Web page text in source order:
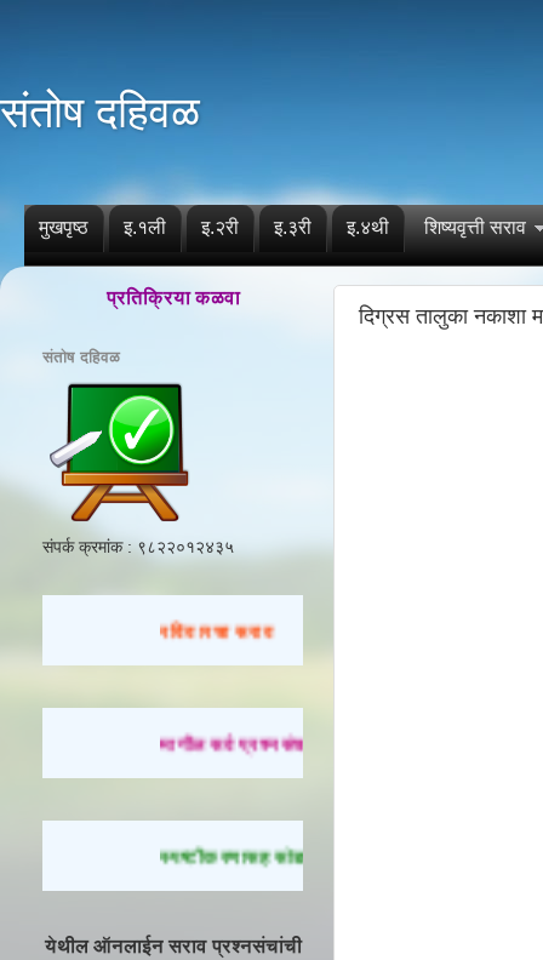
संतोष दहिवळ
मुखपृष्ठ इ.१ली इ.२री इ.३री इ.४थी शिष्यवृत्ती सराव
दिग्रस तालुका नकाशा
प्रतिक्रिया कळवा
संतोष दहिवळ
संपर्क क्रमांक : ९८२२०१२४३५
रविवारचा सराव
मागील सर्व प्रश्नसंच सोडवण्यासाठी येथे क्लिक करा.
स्पष्टीकरणासह सोडवलेले प्रश्न पाहण्यासाठी येथे
येथील ऑनलाईन सराव प्रश्नसंचांची